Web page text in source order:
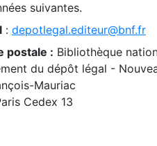
suivantes.
: depotlegal.editeur@bnf.fr
postale : Bibliothèque
du dépôt légal -
Mauriac
Cedex 13